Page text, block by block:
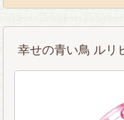
幸せの青い鳥 ルリ